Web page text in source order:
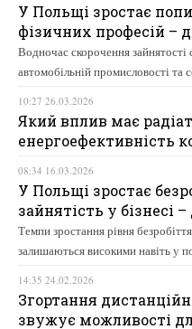
У Польщі зростає
фізичних професій –
Водночас скорочення зайнятості
автомобільній промисловості та
10:27 26.03.2026
Який вплив має
енергоефективність
08:34 16.03.2026
У Польщі зростає
зайнятість у бізнесі
Темпи зростання рівня
залишаються високими навіть у
14:35 24.02.2026
Згортання
звужує можливості